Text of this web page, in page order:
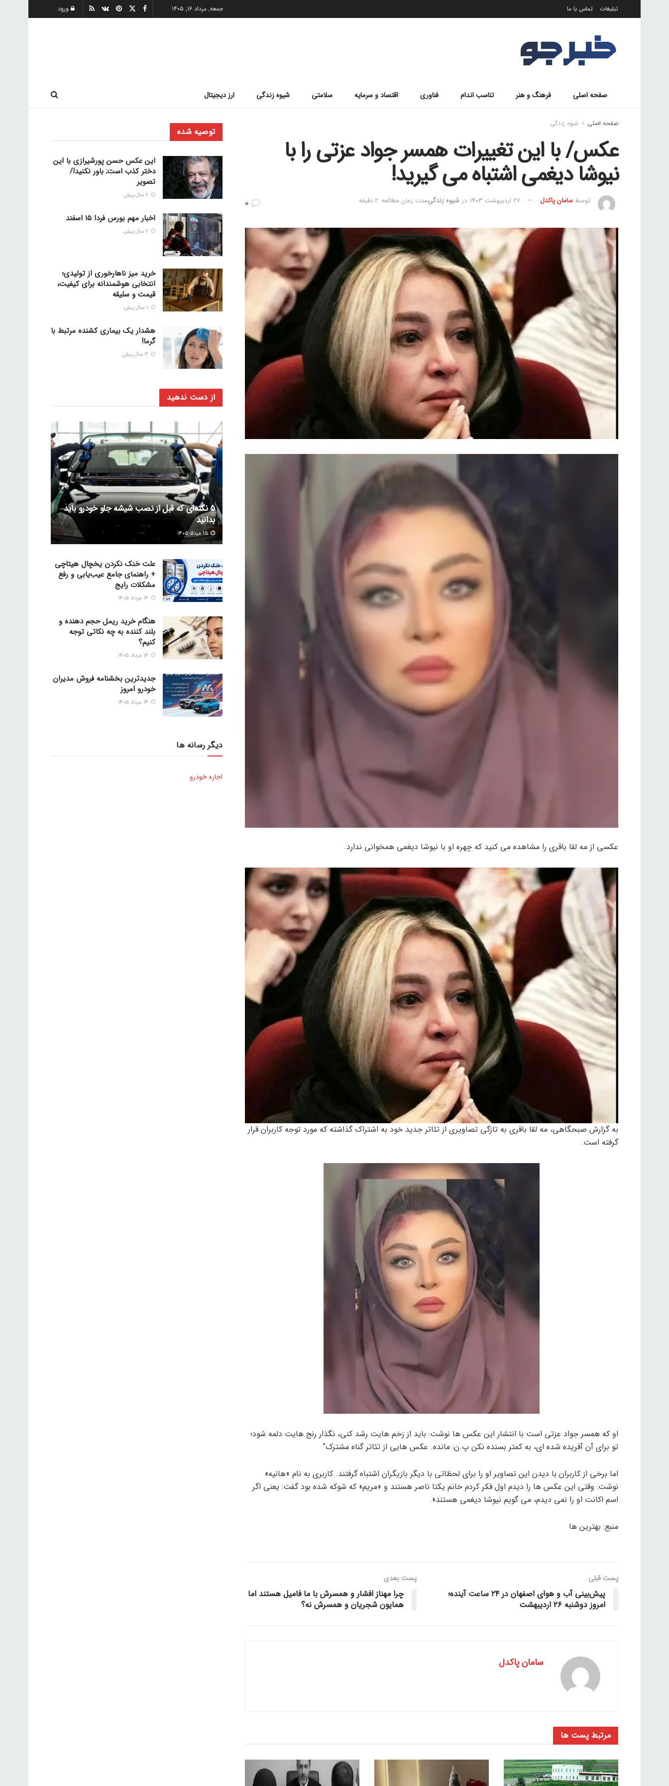
تبلیغات تماس با ما جمعه, مرداد ۱۶, ۱۴۰۵ ورود
صفحه اصلی فرهنگ و هنر تناسب اندام فناوری اقتصاد و سرمایه سلامتی شیوه زندگی ارز دیجیتال
صفحه اصلی شیوه زندگی
عکس/ با این تغییرات همسر جواد عزتی را با
نیوشا دیغمی اشتباه می گیرید!
توسطسامان پاکدل ۲۷ اردیبهشت ۱۴۰۳ در شیوه زندگیمدت زمان مطالعه: 2 دقیقه
عکسی از مه لقا باقری را مشاهده می کنید که چهره او با نیوشا دیغمی همخوانی ندارد.
به گزارش صبحگاهی، مه لقا باقری به تازگی تصاویری از تئاتر جدید خود به اشتراک گذاشته که مورد توجه کاربران قرار
گرفته است.
او که همسر جواد عزتی است با انتشار این عکس ها نوشت: باید از زخم هایت رشد کنی، نگذار رنج هایت دلمه شود؛
تو برای آن آفریده شده ای، به کمتر بسنده نکن پ.ن: مانده. عکس هایی از تئاتر گناه مشترک”
اما برخی از کاربران با دیدن این تصاویر او را برای لحظاتی با دیگر بازیگران اشتباه گرفتند. کاربری به نام «هانیه»
نوشت: وقتی این عکس ها را دیدم اول فکر کردم خانم یکتا ناصر هستند و «مریم» که شوکه شده بود گفت: یعنی اگر
اسم اکانت او را نمی دیدم، می گویم نیوشا دیغمی هستند».
منبع: بهترین ها
پست قبلی
پیش‌بینی آب و هوای اصفهان در ۲۴ ساعت آینده؛
امروز دوشنبه ۲۶ اردیبهشت
پست‌ بعدی
چرا مهناز افشار و همسرش با ما فامیل هستند اما
همایون شجریان و همسرش نه؟
سامان پاکدل
مرتبط پست ها
توصیه شده
این عکس حسن پورشیرازی با این
دختر کذب است; باور نکنید!/
تصویر
اخبار مهم بورس فردا ۱۵ اسفند
خرید میز ناهارخوری از تولیدی؛
انتخابی هوشمندانه برای کیفیت،
قیمت و سلیقه
هشدار یک بیماری کشنده مرتبط با
گرما!
از دست ندهید
5 نکته‌ای که قبل از نصب شیشه جلو خودرو باید
بدانید
۱۵ مرداد ۱۴۰۵
علت خنک نکردن یخچال هیتاچی
+ راهنمای جامع عیب‌یابی و رفع
مشکلات رایج
هنگام خرید ریمل حجم دهنده و
بلند کننده به چه نکاتی توجه
کنیم؟
جدیدترین بخشنامه فروش مدیران
خودرو امروز
دیگر رسانه ها
اجاره خودرو